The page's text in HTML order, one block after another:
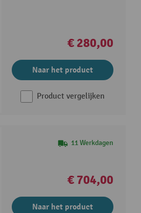
€ 280,00
Naar het product
Product vergelijken
11 Werkdagen
€ 704,00
Naar het product